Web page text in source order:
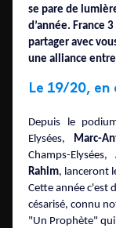
se pare de
d’année. France
partager avec
une alliance
Le 19/20,
Depuis le
Elysées, Marc-
Champs-Elysées,
Rahim, lanceront
Cette année c'est
césarisé, connu
"Un Prophète"